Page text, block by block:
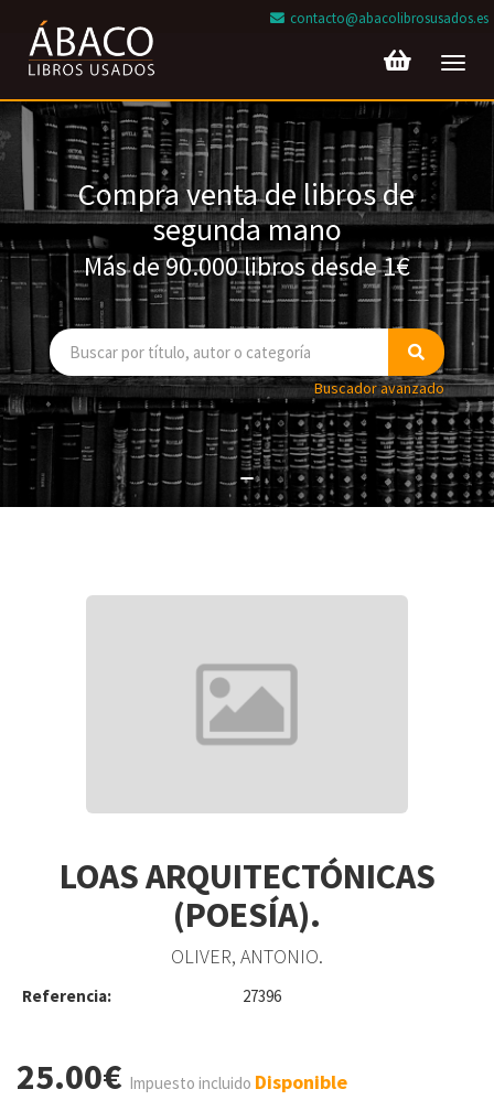
contacto@abacolibrosusados.es
Compra venta de libros de
segunda mano
Más de 90.000 libros desde 1€
Buscador avanzado
LOAS ARQUITECTÓNICAS
(POESÍA).
OLIVER, ANTONIO.
Referencia: 27396
25.00€ Impuesto incluido Disponible